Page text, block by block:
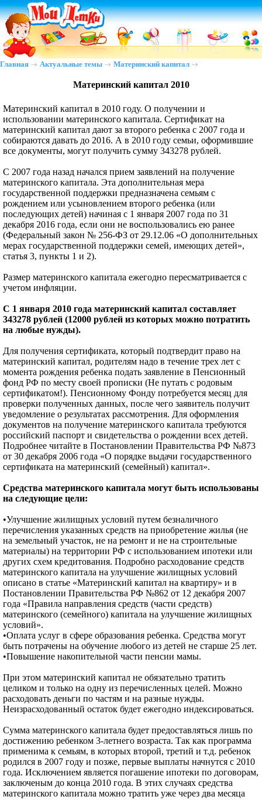
Главная Актуальные темы Материнский капитал
Материнский капитал 2010
Материнский капитал в 2010 году. О получении и
использовании материнского капитала. Сертификат на
материнский капитал дают за второго ребенка с 2007 года и
собираются давать до 2016. А в 2010 году семьи, оформившие
все документы, могут получить сумму 343278 рублей.
С 2007 года назад начался прием заявлений на получение
материнского капитала. Эта дополнительная мера
государственной поддержки предназначена семьям с
рождением или усыновлением второго ребенка (или
последующих детей) начиная с 1 января 2007 года по 31
декабря 2016 года, если они не воспользовались ею ранее
(Федеральный закон № 256-ФЗ от 29.12.06 «О дополнительных
мерах государственной поддержки семей, имеющих детей»,
статья 3, пункты 1 и 2).
Размер материнского капитала ежегодно пересматривается с
учетом инфляции.
С 1 января 2010 года материнский капитал составляет
343278 рублей (12000 рублей из которых можно потратить
на любые нужды).
Для получения сертификата, который подтвердит право на
материнский капитал, родителям надо в течение трех лет с
момента рождения ребенка подать заявление в Пенсионный
фонд РФ по месту своей прописки (Не путать с родовым
сертификатом!). Пенсионному Фонду потребуется месяц для
проверки полученных данных, после чего заявитель получит
уведомление о результатах рассмотрения. Для оформления
документов на получение материнского капитала требуются
российский паспорт и свидетельства о рождении всех детей.
Подробнее читайте в Постановлении Правительства РФ №873
от 30 декабря 2006 года «О порядке выдачи государственного
сертификата на материнский (семейный) капитал».
Средства материнского капитала могут быть использованы
на следующие цели:
•Улучшение жилищных условий путем безналичного
перечисления указанных средств на приобретение жилья (не
на земельный участок, не на ремонт и не на строительные
материалы) на территории РФ с использованием ипотеки или
других схем кредитования. Подробно расходование средств
материнского капитала на улучшение жилищных условий
описано в статье «Материнский капитал на квартиру» и в
Постановлении Правительства РФ №862 от 12 декабря 2007
года «Правила направления средств (части средств)
материнского (семейного) капитала на улучшение жилищных
условий».
•Оплата услуг в сфере образования ребенка. Средства могут
быть потрачены на обучение любого из детей не старше 25 лет.
•Повышение накопительной части пенсии мамы.
При этом материнский капитал не обязательно тратить
целиком и только на одну из перечисленных целей. Можно
расходовать деньги по частям и на разные нужды.
Неизрасходованный остаток будет ежегодно индексироваться.
Сумма материнского капитала будет предоставляться лишь по
достижению ребенком 3-летнего возраста. Так как программа
применима к семьям, в которых второй, третий и т.д. ребенок
родился в 2007 году и позже, первые выплаты начнутся с 2010
года. Исключением является погашение ипотеки по договорам,
заключеным до конца 2010 года. В этих случаях средства
материнского капитала можно тратить уже через два месяца